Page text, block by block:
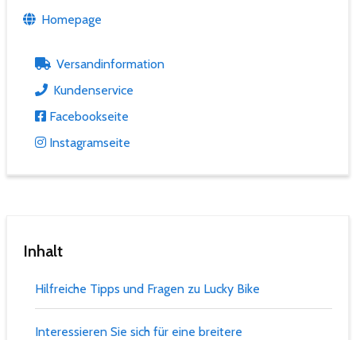
Homepage
Versandinformation
Kundenservice
Facebookseite
Instagramseite
Inhalt
Hilfreiche Tipps und Fragen zu Lucky Bike
Interessieren Sie sich für eine breitere